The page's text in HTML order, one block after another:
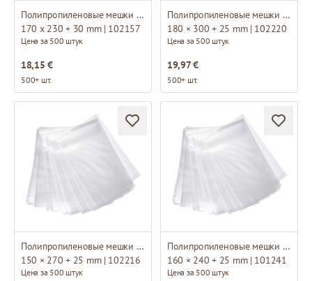
Полипропиленовые мешки с липкой лентой
170 x 230 + 30 mm | 102157
Цена за 500 штук
18,15 €
500+ шт.
Полипропиленовые мешки с основанием
180 × 300 + 25 mm | 102220
Цена за 500 штук
19,97 €
500+ шт.
Полипропиленовые мешки с основанием
150 × 270 + 25 mm | 102216
Цена за 500 штук
Полипропиленовые мешки с основанием
160 × 240 + 25 mm | 101241
Цена за 500 штук